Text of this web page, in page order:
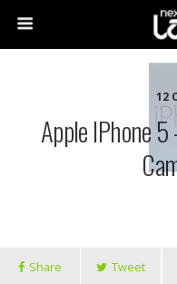
12
Apple IPhone
Share Tweet